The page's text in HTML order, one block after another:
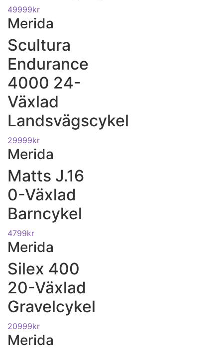
49999kr
Merida
Scultura
Endurance
4000 24-
Växlad
Landsvägscykel
29999kr
Merida
Matts J.16
0-Växlad
Barncykel
4799kr
Merida
Silex 400
20-Växlad
Gravelcykel
20999kr
Merida